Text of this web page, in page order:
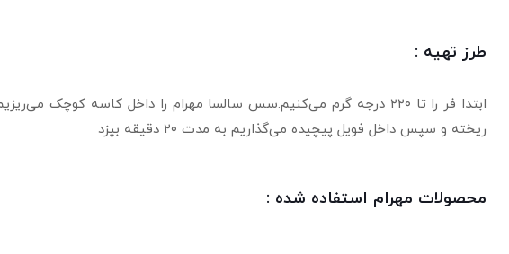
طرز تهیه :
ابتدا فر را تا ۲۲۰ درجه گرم می کنیم.سس سالسا مهرام را داخل کاسه کوچک می ریزیم.فیله ماهی را در ۴ قسمت جداگانه داخل فویل گذاشته، روی آن
ریخته و سپس داخل فویل پیچیده می گذاریم به مدت ۲۰ دقیقه بپزد
محصولات مهرام استفاده شده :